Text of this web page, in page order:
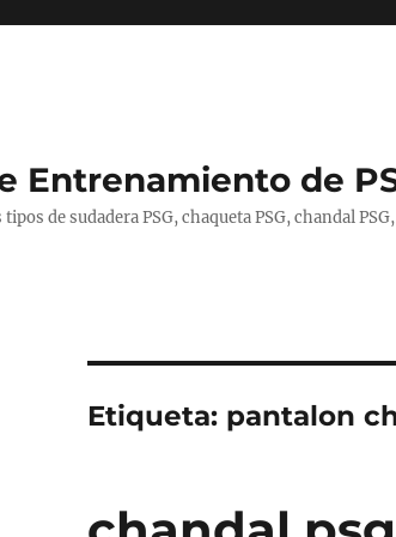
Entrenamiento de
de sudadera PSG, chaqueta PSG, chandal
Etiqueta: pantalon